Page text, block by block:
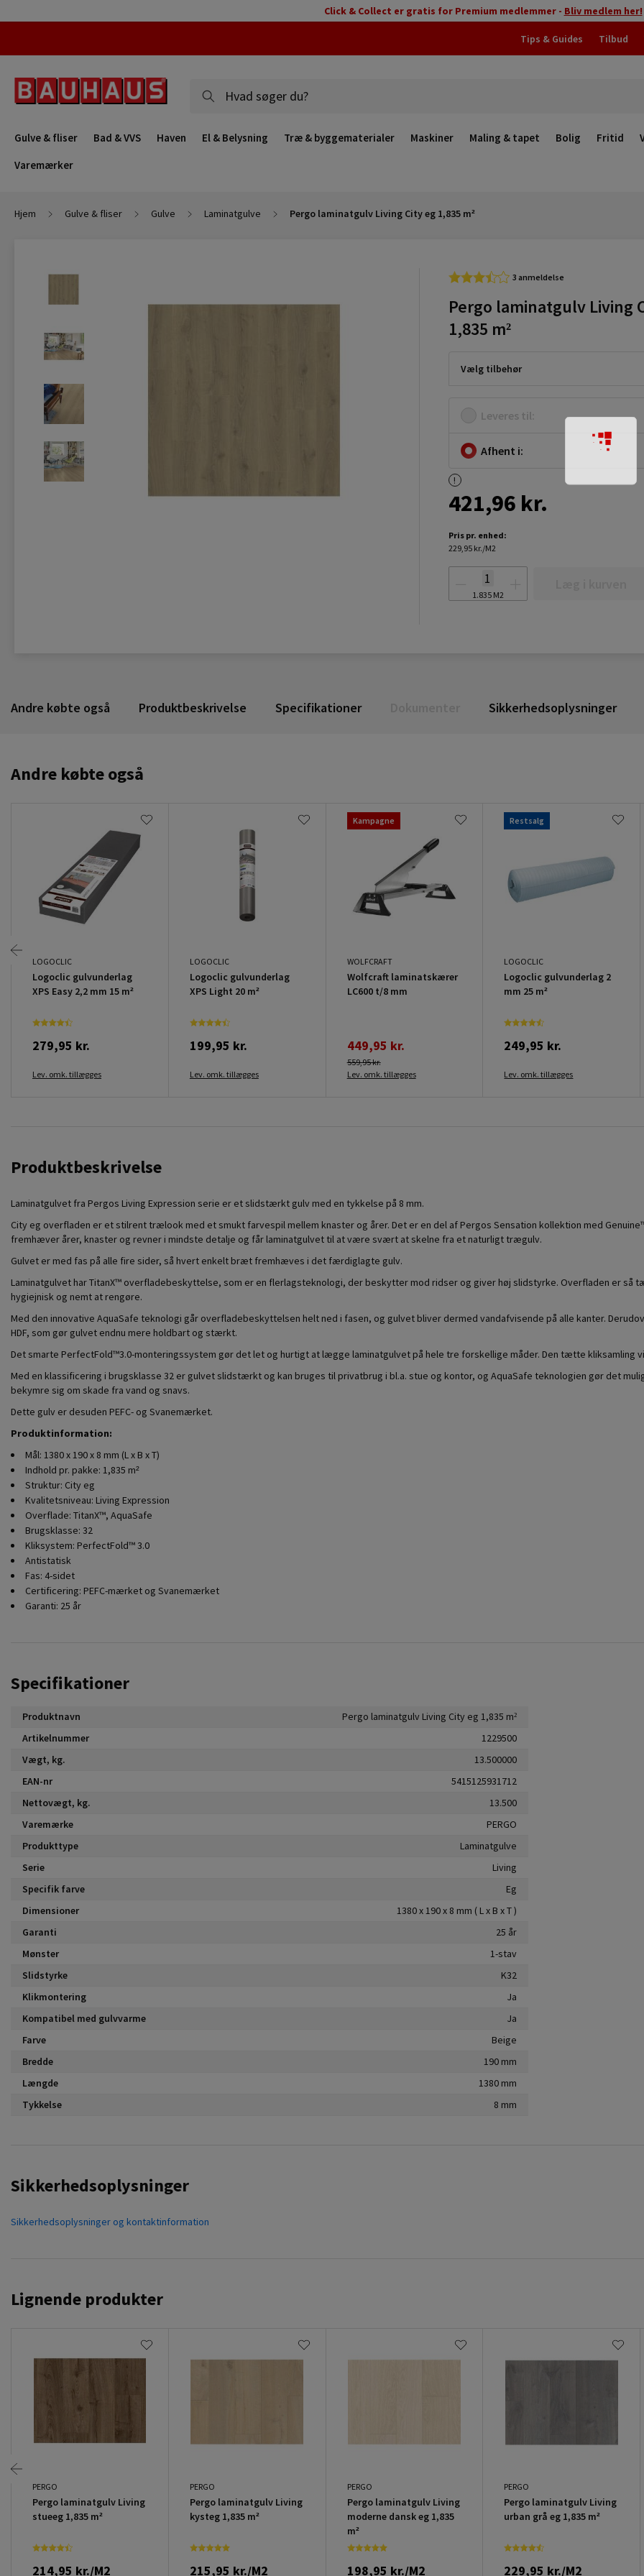
Click & Collect er gratis for Premium medlemmer - Bliv medlem her!
Tips & Guides Tilbud
Gulve & fliser Bad & VVS Haven El & Belysning Træ & byggematerialer Maskiner Maling & tapet Bolig Fritid
Varemærker
Hjem Gulve & fliser Gulve Laminatgulve Pergo laminatgulv Living City eg 1,835 m²
3 anmeldelse
Pergo laminatgulv Living
1,835 m²
Vælg tilbehør
Leveres til:
Afhent i:
421,96 kr.
Pris pr. enhed:
229,95 kr./M2
1.835M2
Andre købte også Produktbeskrivelse Specifikationer Sikkerhedsoplysninger
Andre købte også
LOGOCLIC
Logoclic gulvunderlag
XPS Easy 2,2 mm 15 m²
279,95 kr.
Lev. omk. tillægges
LOGOCLIC
Logoclic gulvunderlag
XPS Light 20 m²
199,95 kr.
Lev. omk. tillægges
Kampagne
WOLFCRAFT
Wolfcraft laminatskærer
LC600 t/8 mm
449,95 kr.
559,95 kr.
Lev. omk. tillægges
Restsalg
LOGOCLIC
Logoclic gulvunderlag 2
mm 25 m²
249,95 kr.
Lev. omk. tillægges
Produktbeskrivelse
Laminatgulvet fra Pergos Living Expression serie er et slidstærkt gulv med en tykkelse på 8 mm.
City eg overfladen er et stilrent trælook med et smukt farvespil mellem knaster og årer. Det er en del af Pergos Sensation kollektion med
fremhæver årer, knaster og revner i mindste detalje og får laminatgulvet til at være svært at skelne fra et naturligt trægulv.
Gulvet er med fas på alle fire sider, så hvert enkelt bræt fremhæves i det færdiglagte gulv.
Laminatgulvet har TitanX™ overfladebeskyttelse, som er en flerlagsteknologi, der beskytter mod ridser og giver høj slidstyrke. Overfladen er
hygiejnisk og nemt at rengøre.
Med den innovative AquaSafe teknologi går overfladebeskyttelsen helt ned i fasen, og gulvet bliver dermed vandafvisende på alle kanter.
HDF, som gør gulvet endnu mere holdbart og stærkt.
Det smarte PerfectFold™3.0-monteringssystem gør det let og hurtigt at lægge laminatgulvet på hele tre forskellige måder. Den tætte kliksamling
Med en klassificering i brugsklasse 32 er gulvet slidstærkt og kan bruges til privatbrug i bl.a. stue og kontor, og AquaSafe teknologien gør det
bekymre sig om skade fra vand og snavs.
Dette gulv er desuden PEFC- og Svanemærket.
Produktinformation:
Mål: 1380 x 190 x 8 mm (L x B x T)
Indhold pr. pakke: 1,835 m²
Struktur: City eg
Kvalitetsniveau: Living Expression
Overflade: TitanX™, AquaSafe
Brugsklasse: 32
Kliksystem: PerfectFold™ 3.0
Antistatisk
Fas: 4-sidet
Certificering: PEFC-mærket og Svanemærket
Garanti: 25 år
Specifikationer
Produktnavn
Pergo laminatgulv Living City eg 1,835 m²
Artikelnummer
1229500
Vægt, kg.
13.500000
EAN-nr
5415125931712
Nettovægt, kg.
13.500
Varemærke
PERGO
Produkttype
Laminatgulve
Serie
Living
Specifik farve
Eg
Dimensioner
1380 x 190 x 8 mm ( L x B x T )
Garanti
25 år
Mønster
1-stav
Slidstyrke
K32
Klikmontering
Ja
Kompatibel med gulvvarme
Ja
Farve
Beige
Bredde
190 mm
Længde
1380 mm
Tykkelse
8 mm
Sikkerhedsoplysninger
Sikkerhedsoplysninger og kontaktinformation
Lignende produkter
PERGO
Pergo laminatgulv Living
stueeg 1,835 m²
214,95 kr./M2
PERGO
Pergo laminatgulv Living
kysteg 1,835 m²
215,95 kr./M2
PERGO
Pergo laminatgulv Living
moderne dansk eg 1,835
m²
198,95 kr./M2
PERGO
Pergo laminatgulv Living
urban grå eg 1,835 m²
229,95 kr./M2